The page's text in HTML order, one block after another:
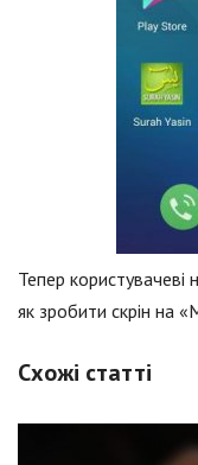
Тепер
як зробити скрін на
Схожі статті